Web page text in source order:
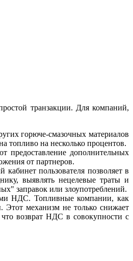
транзакции. Для компаний,
горюче-смазочных материалов
топливо на несколько процентов.
дополнительных
от партнеров.
пользователя позволяет в
выявлять нецелевые траты и
заправок или злоупотреблений.
НДС. Топливные компании, как
Этот механизм не только снижает
возврат НДС в совокупности с